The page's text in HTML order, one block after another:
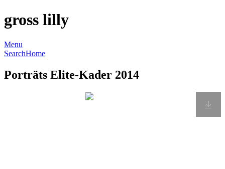
gross lilly
Menu
SearchHome
Porträts Elite-Kader 2014